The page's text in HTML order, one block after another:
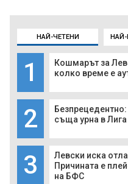
НАЙ-ЧЕТЕНИ
1
Кошмарът за
колко време е
2
съща урна в
3
Левски иска
Причината е
на БФС